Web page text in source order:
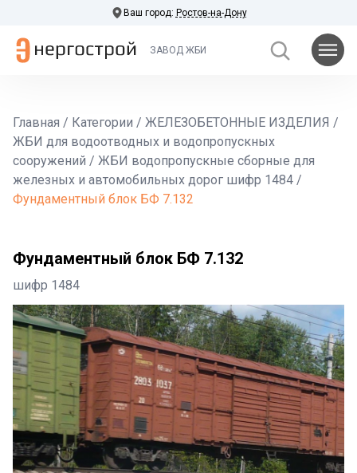
Ваш город: Ростов-на-Дону
ЗАВОД ЖБИ
Главная / Категории / ЖЕЛЕЗОБЕТОННЫЕ ИЗДЕЛИЯ /
ЖБИ для водоотводных и водопропускных
сооружений / ЖБИ водопропускные сборные для
железных и автомобильных дорог шифр 1484 /
Фундаментный блок БФ 7.132
Фундаментный блок БФ 7.132
шифр 1484